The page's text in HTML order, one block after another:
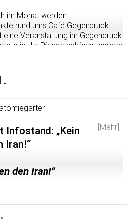
welchen in der regulären
gelassen wird.
Körpers an den Klimawandel (A.
heidelberg.de/ws-19-
klima-andere-wirtschaft/
im Monat werden
rund ums Café Gegendruck
eine Veranstaltung im Gegendruck
wie die Räume schöner werden
[Mehr]
Infostand: „Kein
Iran!“
den Iran!“